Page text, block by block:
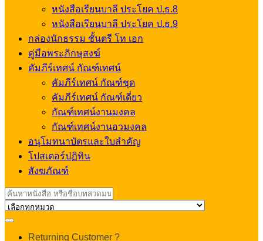
หนังสือเรียนบาลี ประโยค ป.ธ.8
หนังสือเรียนบาลี ประโยค ป.ธ.9
กล่องนักธรรม ชั้นตรี โท เอก
คู่มือพระภิกษุสงฆ์
คัมภีร์เทศน์ กัณฑ์เทศน์
คัมภีร์เทศน์ กัณฑ์ชุด
คัมภีร์เทศน์ กัณฑ์เดี่ยว
กัณฑ์เทศน์งานมงคล
กัณฑ์เทศน์งานอวมงคล
อนุโมทนาบัตรและใบสำคัญ
โปสเตอร์ปฏิทิน
สังฆภัณฑ์
Search
for:
Returning Customer ?